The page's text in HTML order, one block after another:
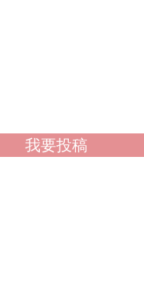
我要投稿